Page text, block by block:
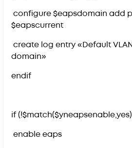
configure $eapsdomain add
$eapscurrent
create log entry «Default
domain»
endif
if
enable eaps